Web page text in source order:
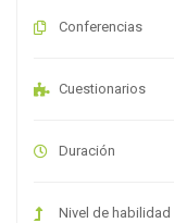
Conferencias
Cuestionarios
Duración
Nivel de habilidad